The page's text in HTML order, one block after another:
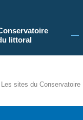
littoral, vous acceptez
littoral
Les sites du Conservatoire